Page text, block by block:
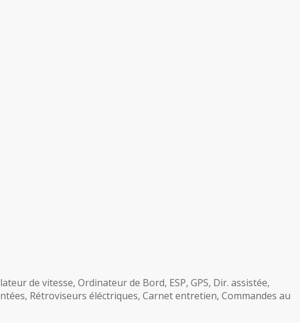
de vitesse, Ordinateur de Bord, ESP, GPS, Dir. assistée,
Rétroviseurs éléctriques, Carnet entretien, Commandes au